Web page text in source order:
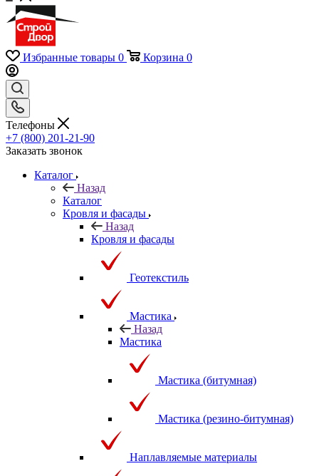
Избранные товары 0 Корзина 0
Телефоны
+7 (800) 201-21-90
Заказать звонок
Каталог
Назад
Каталог
Кровля и фасады
Назад
Кровля и фасады
Геотекстиль
Мастика
Назад
Мастика
Мастика (битумная)
Мастика (резино-битумная)
Наплавляемые материалы